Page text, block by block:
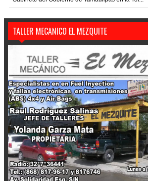
TALLER MECANICO EL MEZQUITE